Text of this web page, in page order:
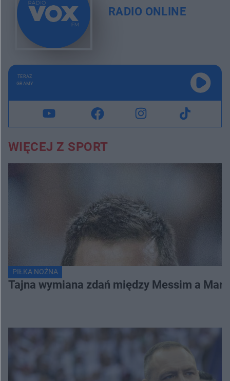
RADIO ONLINE
TERAZ
GRAMY
WIĘCEJ Z SPORT
PIŁKA NOŻNA
Tajna wymiana zdań między Messim a